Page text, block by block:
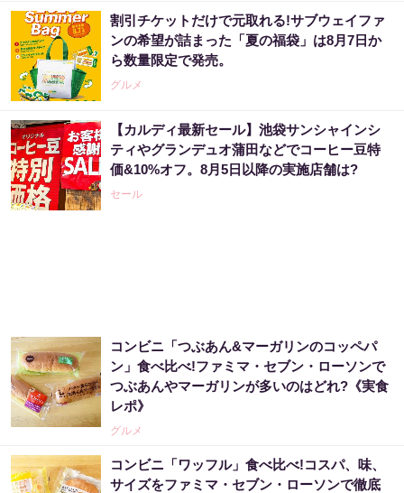
宝くじ当たる人だけが気づいている違い
「宝くじ、運じゃなかった」当たる人は“同じ
こと”してる
PR（合同会社デジタルファーム ）
世界トップレベルの元証券マンが暴露「負け
投資家の共通項」
PR（Acoco.）
【今すぐやって】60歳以上は〇〇しないと金
運が崩壊します
割引チケットだけで元取れる!サブウェイファ
ンの希望が詰まった「夏の福袋」は8月7日か
ら数量限定で発売。
グルメ
【カルディ最新セール】池袋サンシャインシ
ティやグランデュオ蒲田などでコーヒー豆特
価&10%オフ。8月5日以降の実施店舗は?
セール
コンビニ「つぶあん&マーガリンのコッペパ
ン」食べ比べ!ファミマ・セブン・ローソンで
つぶあんやマーガリンが多いのはどれ?《実食
レポ》
グルメ
コンビニ「ワッフル」食べ比べ!コスパ、味、
サイズをファミマ・セブン・ローソンで徹底